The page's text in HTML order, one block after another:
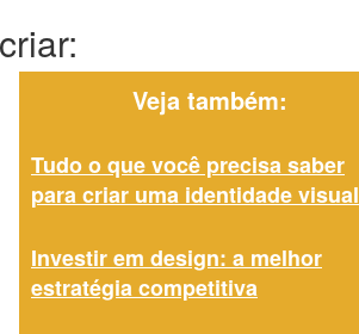
Veja também:
Tudo o que você precisa saber
para criar uma identidade visual
Investir em design: a melhor
estratégia competitiva